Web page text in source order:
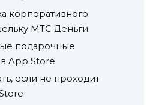
корпоративного
МТС Деньги
подарочные
App Store
если не проходит